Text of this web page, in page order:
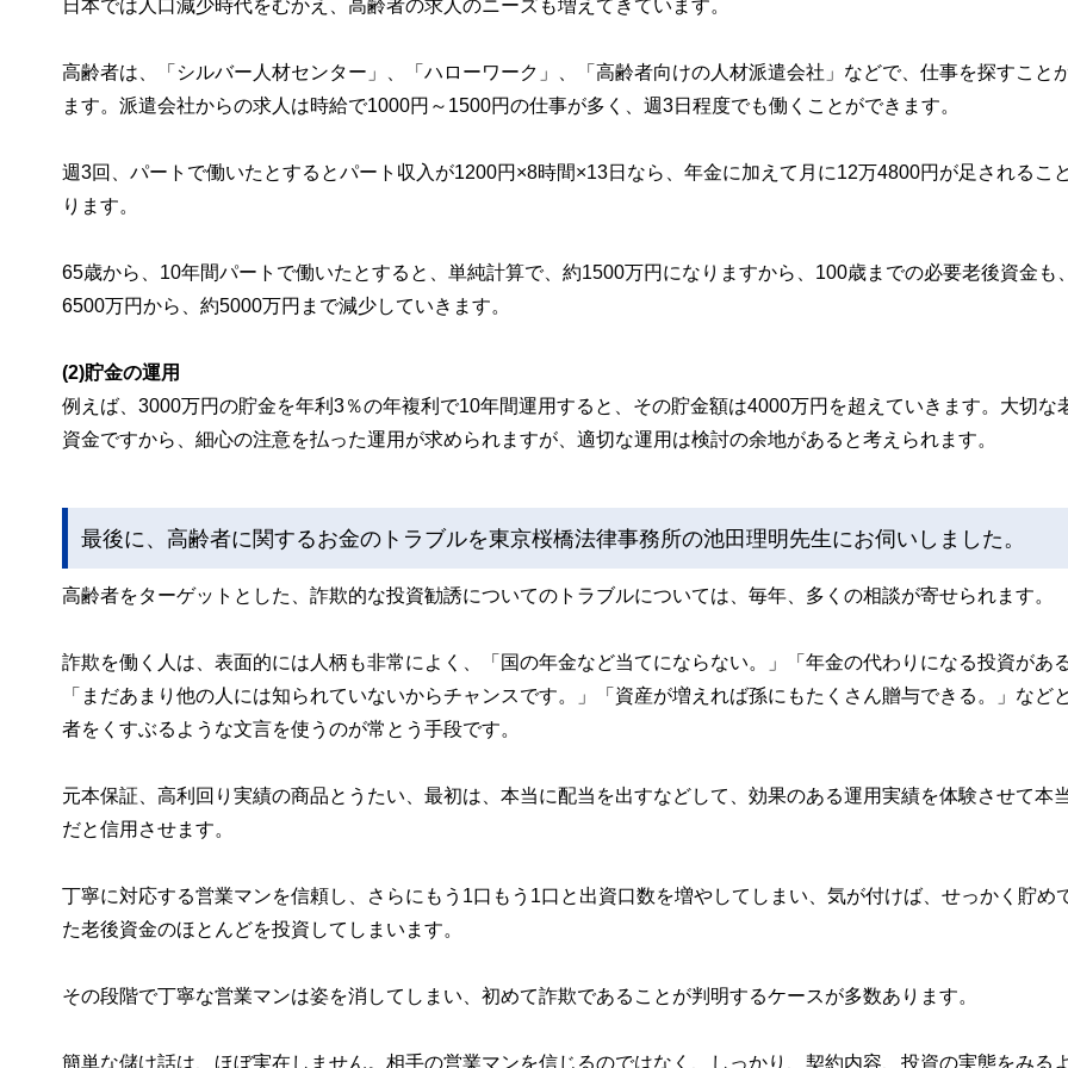
日本では人口減少時代をむかえ、高齢者の求人のニーズも増えてきています。
高齢者は、「シルバー人材センター」、「ハローワーク」、「高齢者向けの人材派遣会社」などで、仕事を探すこと
ます。派遣会社からの求人は時給で1000円～1500円の仕事が多く、週3日程度でも働くことができます。
週3回、パートで働いたとするとパート収入が1200円×8時間×13日なら、年金に加えて月に12万4800円が足されるこ
ります。
65歳から、10年間パートで働いたとすると、単純計算で、約1500万円になりますから、100歳までの必要老後資金も
6500万円から、約5000万円まで減少していきます。
(2)貯金の運用
例えば、3000万円の貯金を年利3％の年複利で10年間運用すると、その貯金額は4000万円を超えていきます。大切な
資金ですから、細心の注意を払った運用が求められますが、適切な運用は検討の余地があると考えられます。
最後に、高齢者に関するお金のトラブルを東京桜橋法律事務所の池田理明先生にお伺いしました。
高齢者をターゲットとした、詐欺的な投資勧誘についてのトラブルについては、毎年、多くの相談が寄せられます。
詐欺を働く人は、表面的には人柄も非常によく、「国の年金など当てにならない。」「年金の代わりになる投資がある
「まだあまり他の人には知られていないからチャンスです。」「資産が増えれば孫にもたくさん贈与できる。」など
者をくすぶるような文言を使うのが常とう手段です。
元本保証、高利回り実績の商品とうたい、最初は、本当に配当を出すなどして、効果のある運用実績を体験させて本
だと信用させます。
丁寧に対応する営業マンを信頼し、さらにもう1口もう1口と出資口数を増やしてしまい、気が付けば、せっかく貯め
た老後資金のほとんどを投資してしまいます。
その段階で丁寧な営業マンは姿を消してしまい、初めて詐欺であることが判明するケースが多数あります。
簡単な儲け話は、ほぼ実在しません。相手の営業マンを信じるのではなく、しっかり、契約内容、投資の実態をみる